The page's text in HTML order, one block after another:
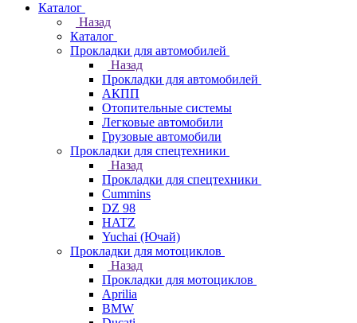
Каталог
Назад
Каталог
Прокладки для автомобилей
Назад
Прокладки для автомобилей
АКПП
Отопительные системы
Легковые автомобили
Грузовые автомобили
Прокладки для спецтехники
Назад
Прокладки для спецтехники
Cummins
DZ 98
HATZ
Yuchai (Ючай)
Прокладки для мотоциклов
Назад
Прокладки для мотоциклов
Aprilia
BMW